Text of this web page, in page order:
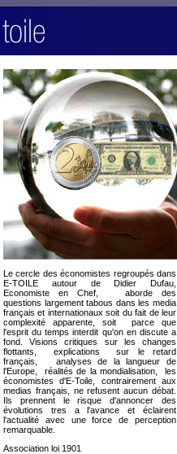
Le cercle des économistes regroupés dans
E-TOILE autour de Didier Dufau,
Economiste en Chef, aborde des
questions largement tabous dans les media
français et internationaux soit du fait de leur
complexité apparente, soit parce que
l'esprit du temps interdit qu'on en discute a
fond. Visions critiques sur les changes
flottants, explications sur le retard
français, analyses de la langueur de
l'Europe, réalités de la mondialisation, les
économistes d'E-Toile, contrairement aux
medias français, ne refusent aucun débat.
Ils prennent le risque d'annoncer des
évolutions tres a l'avance et éclairent
l'actualité avec une force de perception
remarquable.
Association loi 1901